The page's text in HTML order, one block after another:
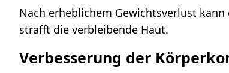
Nach erheblichem Gewichtsverlust
strafft die verbleibende Haut.
Verbesserung der